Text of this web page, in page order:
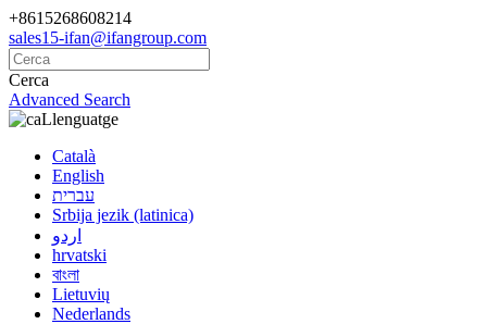
+8615268608214
sales15-ifan@ifangroup.com
Cerca
Advanced Search
Llenguatge
Català
English
עברית
Srbija jezik (latinica)
اردو
hrvatski
বাংলা
Lietuvių
Nederlands